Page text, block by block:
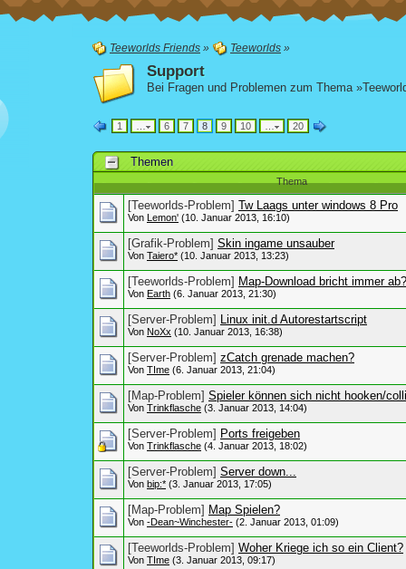
Teeworlds Friends » Teeworlds »
Support
Bei Fragen und Problemen zum Thema
1 … 6 7 8 9 10 … 20
Themen
Thema
[Teeworlds-Problem] Tw Laags unter windows 8 Pro
Von Lemon' (10. Januar 2013, 16:10)
[Grafik-Problem] Skin ingame unsauber
Von Taiero* (10. Januar 2013, 13:23)
[Teeworlds-Problem] Map-Download bricht immer ab?
Von Earth (6. Januar 2013, 21:30)
[Server-Problem] Linux init.d Autorestartscript
Von NoXx (10. Januar 2013, 16:38)
[Server-Problem] zCatch grenade machen?
Von TIme (6. Januar 2013, 21:04)
[Map-Problem] Spieler können sich nicht hooken/
Von Trinkflasche (3. Januar 2013, 14:04)
[Server-Problem] Ports freigeben
Von Trinkflasche (4. Januar 2013, 18:02)
[Server-Problem] Server down...
Von bip:* (3. Januar 2013, 17:05)
[Map-Problem] Map Spielen?
Von -Dean~Winchester- (2. Januar 2013, 01:09)
[Teeworlds-Problem] Woher Kriege ich so ein Client?
Von TIme (3. Januar 2013, 09:17)